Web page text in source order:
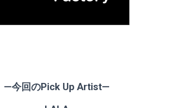
—今回のPick Up Artist—